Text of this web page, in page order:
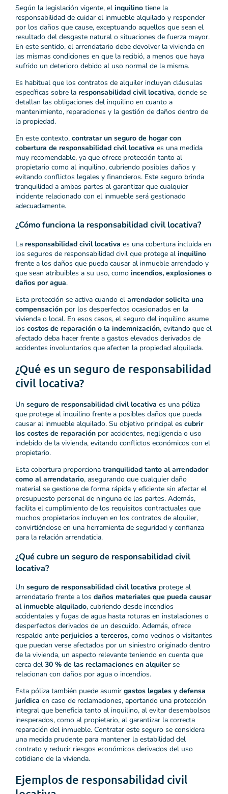
Según la legislación vigente, el inquilino tiene la
responsabilidad de cuidar el inmueble alquilado y responder
por los daños que cause, exceptuando aquellos que sean el
resultado del desgaste natural o situaciones de fuerza mayor.
En este sentido, el arrendatario debe devolver la vivienda en
las mismas condiciones en que la recibió, a menos que haya
sufrido un deterioro debido al uso normal de la misma.
Es habitual que los contratos de alquiler incluyan cláusulas
específicas sobre la responsabilidad civil locativa, donde se
detallan las obligaciones del inquilino en cuanto a
mantenimiento, reparaciones y la gestión de daños dentro de
la propiedad.
En este contexto, contratar un seguro de hogar con
cobertura de responsabilidad civil locativa es una medida
muy recomendable, ya que ofrece protección tanto al
propietario como al inquilino, cubriendo posibles daños y
evitando conflictos legales y financieros. Este seguro brinda
tranquilidad a ambas partes al garantizar que cualquier
incidente relacionado con el inmueble será gestionado
adecuadamente.
¿Cómo funciona la responsabilidad civil locativa?
La responsabilidad civil locativa es una cobertura incluida en
los seguros de responsabilidad civil que protege al inquilino
frente a los daños que pueda causar al inmueble arrendado y
que sean atribuibles a su uso, como incendios, explosiones o
daños por agua.
Esta protección se activa cuando el arrendador solicita una
compensación por los desperfectos ocasionados en la
vivienda o local. En esos casos, el seguro del inquilino asume
los costos de reparación o la indemnización, evitando que el
afectado deba hacer frente a gastos elevados derivados de
accidentes involuntarios que afecten la propiedad alquilada.
¿Qué es un seguro de responsabilidad
civil locativa?
Un seguro de responsabilidad civil locativa es una póliza
que protege al inquilino frente a posibles daños que pueda
causar al inmueble alquilado. Su objetivo principal es cubrir
los costes de reparación por accidentes, negligencia o uso
indebido de la vivienda, evitando conflictos económicos con el
propietario.
Esta cobertura proporciona tranquilidad tanto al arrendador
como al arrendatario, asegurando que cualquier daño
material se gestione de forma rápida y eficiente sin afectar el
presupuesto personal de ninguna de las partes. Además,
facilita el cumplimiento de los requisitos contractuales que
muchos propietarios incluyen en los contratos de alquiler,
convirtiéndose en una herramienta de seguridad y confianza
para la relación arrendaticia.
¿Qué cubre un seguro de responsabilidad civil
locativa?
Un seguro de responsabilidad civil locativa protege al
arrendatario frente a los daños materiales que pueda causar
al inmueble alquilado, cubriendo desde incendios
accidentales y fugas de agua hasta roturas en instalaciones o
desperfectos derivados de un descuido. Además, ofrece
respaldo ante perjuicios a terceros, como vecinos o visitantes
que puedan verse afectados por un siniestro originado dentro
de la vivienda, un aspecto relevante teniendo en cuenta que
cerca del 30 % de las reclamaciones en alquilerse
relacionan con daños por agua o incendios.
Esta póliza también puede asumir gastos legales y defensa
jurídica en caso de reclamaciones, aportando una protección
integral que beneficia tanto al inquilino, al evitar desembolsos
inesperados, como al propietario, al garantizar la correcta
reparación del inmueble. Contratar este seguro se considera
una medida prudente para mantener la estabilidad del
contrato y reducir riesgos económicos derivados del uso
cotidiano de la vivienda.
Ejemplos de responsabilidad civil